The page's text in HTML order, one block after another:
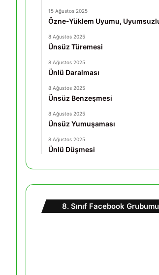
15 Ağustos 2025
Özne-Yüklem Uyumu,
8 Ağustos 2025
Ünsüz Türemesi
8 Ağustos 2025
Ünlü Daralması
8 Ağustos 2025
Ünsüz Benzeşmesi
8 Ağustos 2025
Ünsüz Yumuşaması
8 Ağustos 2025
Ünlü Düşmesi
8. Sınıf Facebook